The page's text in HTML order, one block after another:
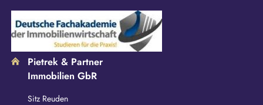
Pietrek & Partner
Immobilien GbR
Sitz Reuden